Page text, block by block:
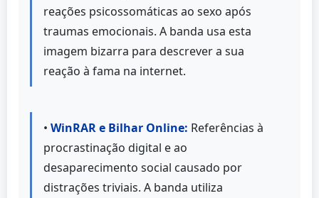
reações psicossomáticas ao sexo após
traumas emocionais. A banda usa esta
imagem bizarra para descrever a sua
reação à fama na internet.
• WinRAR e Bilhar Online: Referências à
procrastinação digital e ao
desaparecimento social causado por
distrações triviais. A banda utiliza